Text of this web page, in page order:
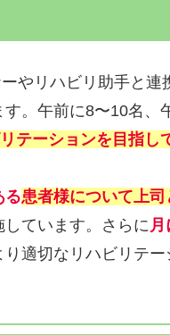
やリハビリ助手と連
。午前に8〜10名、
テーションを目指し
る患者様について上司
ています。さらに
り適切なリハビリテー